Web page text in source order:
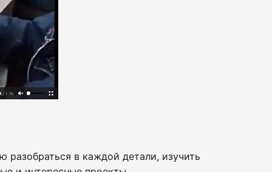
разобраться в каждой детали, изучить